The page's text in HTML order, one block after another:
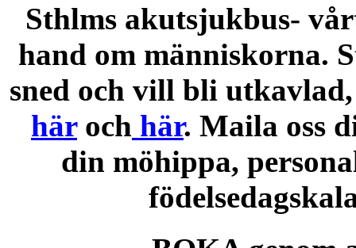
Sthlms akutsjukbus-
hand om människorna.
sned och vill bli
häroch här. Maila oss
din möhippa,